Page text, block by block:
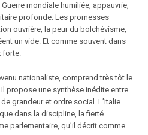
mondiale humiliée, appauvrie,
profonde. Les promesses
ouvrière, la peur du bolchévisme,
un vide. Et comme souvent dans
forte.
nationaliste, comprend très tôt le
propose une synthèse inédite entre
grandeur et ordre social. L’Italie
dans la discipline, la fierté
parlementaire, qu’il décrit comme